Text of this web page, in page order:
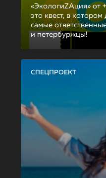
«ЭкологиZAция»
это квест, в
самые
и петербуржцы!
СПЕЦПРОЕКТ